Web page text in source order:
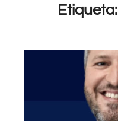
Etiqueta: